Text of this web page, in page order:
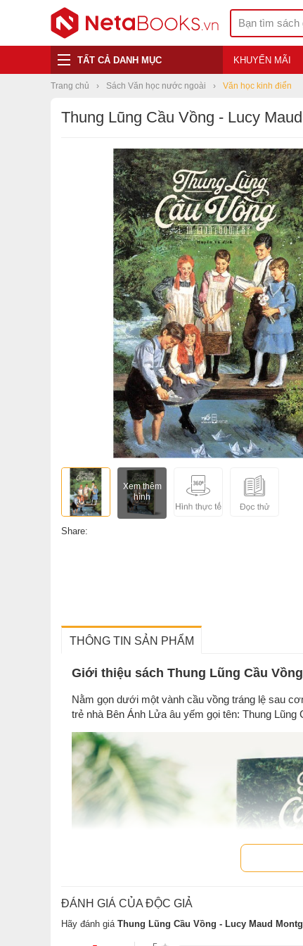
TẤT CẢ DANH MỤC KHUYẾN MÃI
Trang chủ Sách Văn học nước ngoài Văn học kinh điển
Thung Lũng Cầu Vồng - Lucy
Xem thêm
hình
Share:
THÔNG TIN SẢN PHẨM
Giới thiệu sách Thung Lũng Cầu
Nằm gọn dưới một vành cầu vồng tráng lệ sau
trẻ nhà Bên Ánh Lửa âu yếm gọi tên: Thung Lũng
ĐÁNH GIÁ CỦA ĐỘC GIẢ
Hãy đánh giá Thung Lũng Cầu Vồng - Lucy Maud